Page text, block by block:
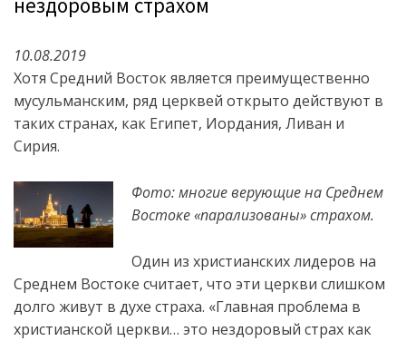
10.08.2019
Хотя Средний Восток является преимущественно
мусульманским, ряд церквей открыто действуют в
таких странах, как Египет, Иордания, Ливан и
Сирия.
Фото: многие верующие на Среднем
Востоке «парализованы» страхом.
Один из христианских лидеров на
Среднем Востоке считает, что эти церкви слишком
долго живут в духе страха. «Главная проблема в
христианской церкви… это нездоровый страх как